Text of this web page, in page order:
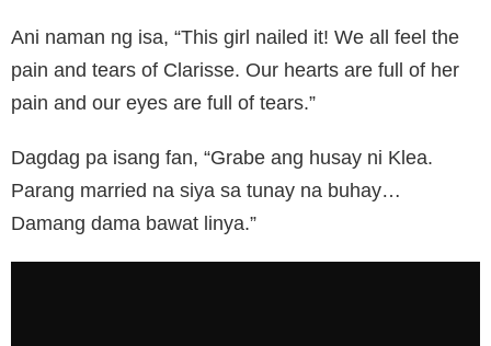
Ani naman ng isa, “This girl nailed it! We all feel the
pain and tears of Clarisse. Our hearts are full of her
pain and our eyes are full of tears.”
Dagdag pa isang fan, “Grabe ang husay ni Klea.
Parang married na siya sa tunay na buhay…
Damang dama bawat linya.”